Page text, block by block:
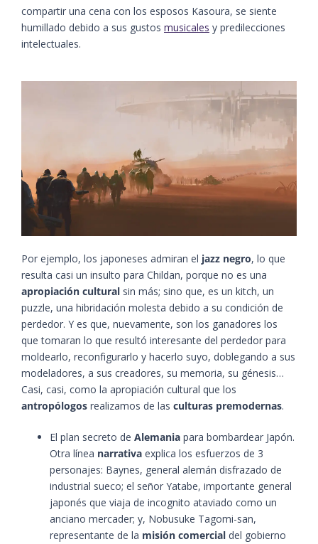
compartir una cena con los esposos Kasoura, se siente
humillado debido a sus gustos musicales y predilecciones
intelectuales.
Por ejemplo, los japoneses admiran el jazz negro, lo que
resulta casi un insulto para Childan, porque no es una
apropiación cultural sin más; sino que, es un kitch, un
puzzle, una hibridación molesta debido a su condición de
perdedor. Y es que, nuevamente, son los ganadores los
que tomaran lo que resultó interesante del perdedor para
moldearlo, reconfigurarlo y hacerlo suyo, doblegando a sus
modeladores, a sus creadores, su memoria, su génesis…
Casi, casi, como la apropiación cultural que los
antropólogos realizamos de las culturas premodernas.
El plan secreto de Alemania para bombardear Japón.
Otra línea narrativa explica los esfuerzos de 3
personajes: Baynes, general alemán disfrazado de
industrial sueco; el señor Yatabe, importante general
japonés que viaja de incognito ataviado como un
anciano mercader; y, Nobusuke Tagomi-san,
representante de la misión comercial del gobierno